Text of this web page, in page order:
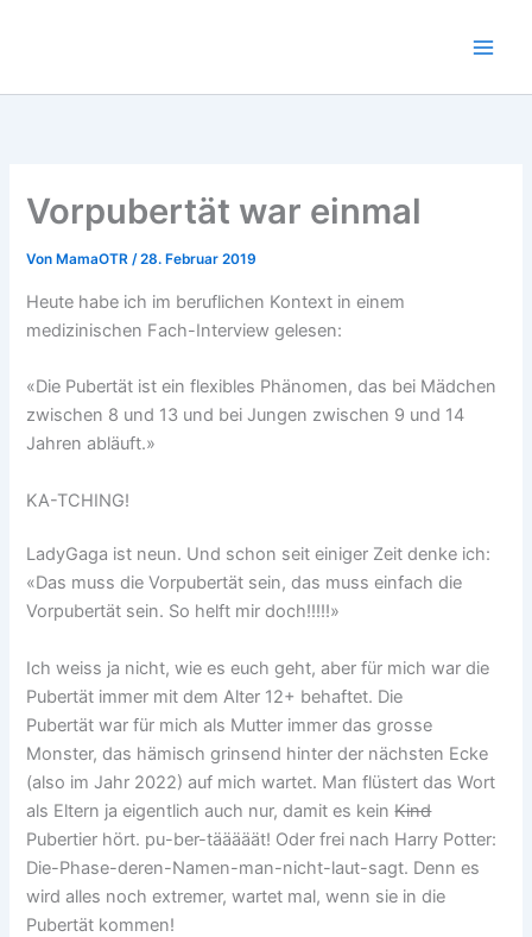
Vorpubertät war einmal
Von MamaOTR/28. Februar 2019
Heute habe ich im beruflichen Kontext in einem
medizinischen Fach-Interview gelesen:
«Die Pubertät ist ein flexibles Phänomen, das bei Mädchen
zwischen 8 und 13 und bei Jungen zwischen 9 und 14
Jahren abläuft.»
KA-TCHING!
LadyGaga ist neun. Und schon seit einiger Zeit denke ich:
«Das muss die Vorpubertät sein, das muss einfach die
Vorpubertät sein. So helft mir doch!!!!!»
Ich weiss ja nicht, wie es euch geht, aber für mich war die
Pubertät immer mit dem Alter 12+ behaftet. Die
Pubertät war für mich als Mutter immer das grosse
Monster, das hämisch grinsend hinter der nächsten Ecke
(also im Jahr 2022) auf mich wartet. Man flüstert das Wort
als Eltern ja eigentlich auch nur, damit es keinKind
Pubertier hört. pu-ber-tääääät! Oder frei nach Harry Potter:
Die-Phase-deren-Namen-man-nicht-laut-sagt. Denn es
wird alles noch extremer, wartet mal, wenn sie in die
Pubertät kommen!